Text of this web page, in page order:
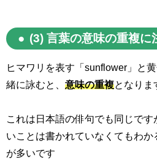
(3) 言葉の意味の重複に
ヒマワリを表す「 sunflower 」と
緒に詠むと、 意味の重複となりま
これは日本語の俳句でも同じで
いことは書かれていなくてもわか
が多いです